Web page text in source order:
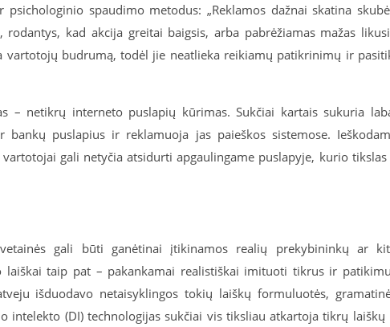
psichologinio spaudimo metodus: „Reklamos dažnai skatina
kad akcija greitai baigsis, arba pabrėžiamas mažas
vartotojų budrumą, todėl jie neatlieka reikiamų patikrinimų ir
– netikrų interneto puslapių kūrimas. Sukčiai kartais sukuria
puslapius ir reklamuoja jas paieškos sistemose.
gali netyčia atsidurti apgaulingame puslapyje, kurio tikslas
gali būti ganėtinai įtikinamos realių prekybininkų ar
laiškai taip pat – pakankamai realistiškai imituoti tikrus ir
išduodavo netaisyklingos tokių laiškų formuluotės,
intelekto (DI) technologijas sukčiai vis tiksliau atkartoja tikrų laiškų